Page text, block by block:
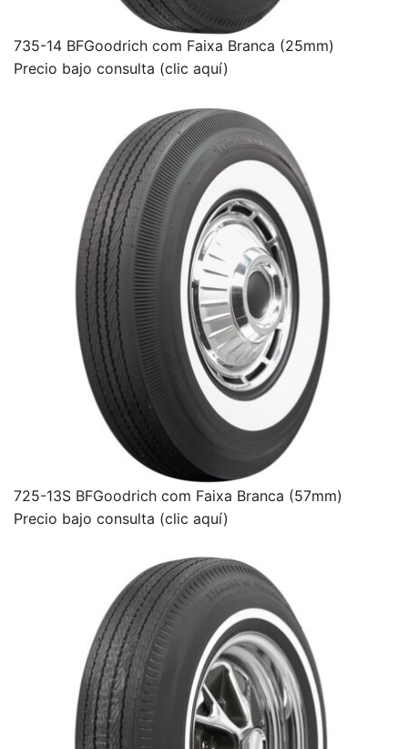
735-14 BFGoodrich com Faixa Branca (25mm)
Precio bajo consulta (clic aquí)
725-13S BFGoodrich com Faixa Branca (57mm)
Precio bajo consulta (clic aquí)